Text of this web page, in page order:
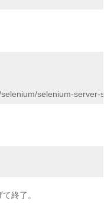
selenium-
終了。